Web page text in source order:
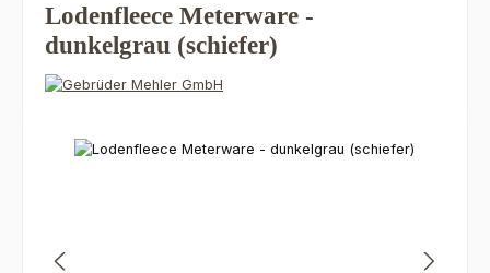
Lodenfleece Meterware -
dunkelgrau (schiefer)
Bildergalerie überspringen